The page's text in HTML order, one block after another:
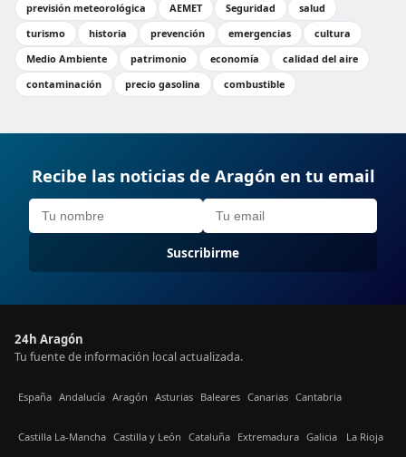
previsión meteorológica
AEMET Seguridad
salud
turismo
historia prevención emergencias
cultura
Medio Ambiente
patrimonio economía
calidad del aire
contaminación
precio gasolina combustible
Recibe las noticias de Aragón en tu email
Suscribirme
24h Aragón
Tu fuente de información local actualizada.
España Andalucía Aragón Asturias Baleares Canarias Cantabria
Castilla La-Mancha Castilla y León Cataluña Extremadura Galicia La Rioja